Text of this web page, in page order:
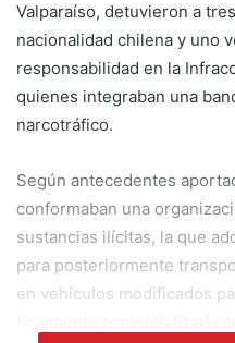
Valparaíso, detuvieron a
nacionalidad chilena y uno
responsabilidad en la
quienes integraban una
narcotráfico.
Según antecedentes
conformaban una
sustancias ilícitas, la que
para posteriormente
en vehículos modificados